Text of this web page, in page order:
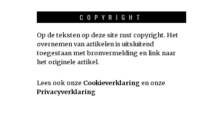
COPYRIGHT
Op de teksten op deze site rust copyright. Het
overnemen van artikelen is uitsluitend
toegestaan met bronvermelding en link naar
het originele artikel.
Lees ook onze Cookieverklaring en onze
Privacyverklaring